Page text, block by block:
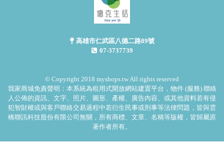
高雄市仁武區八德二路89號
07-3737739
© Copyright 2018 myshops.tw All rights reserved
我家商城免責聲明：本系統為租用式開放網站建置平台，物件 (服務) 聯絡
人公佈的資訊、文字、照片、圖形、產權、廣告內容、或其他資料若有侵
犯智財權或與客戶聯絡交易過程中若衍生民事或刑事等法律問題，皆與雲
橋聯訊科技股份有限公司無關，所有商標、文章、名稱等版權，皆歸屬原
著作者所有。